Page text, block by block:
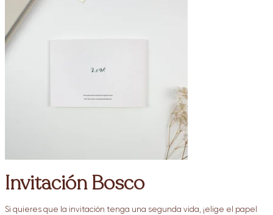
Invitación Bosco
Si quieres que la invitación tenga una segunda vida, ¡elige el papel